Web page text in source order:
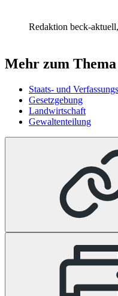
Redaktion beck-
Mehr zum Thema
Staats- und
Gesetzgebung
Landwirtschaft
Gewaltenteilung